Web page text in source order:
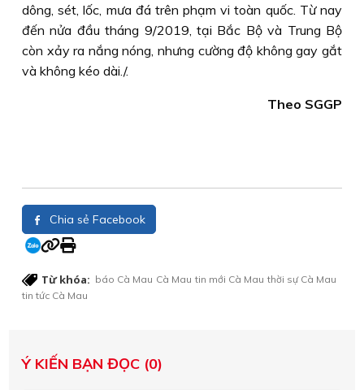
dông, sét, lốc, mưa đá trên phạm vi toàn quốc. Từ nay
đến nửa đầu tháng 9/2019, tại Bắc Bộ và Trung Bộ
còn xảy ra nắng nóng, nhưng cường độ không gay gắt
và không kéo dài./.
Theo SGGP
Chia sẻ Facebook
Từ khóa: báo Cà Mau Cà Mau tin mới Cà Mau thời sự Cà Mau
tin tức Cà Mau
Ý KIẾN BẠN ĐỌC (0)